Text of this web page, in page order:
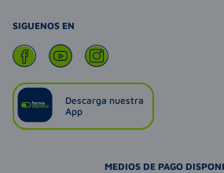
SIGUENOS EN
Descarga nuestra
App
MEDIOS DE PAGO